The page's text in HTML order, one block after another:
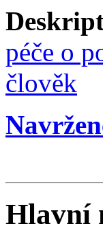
péče o
člověk
Hlavní